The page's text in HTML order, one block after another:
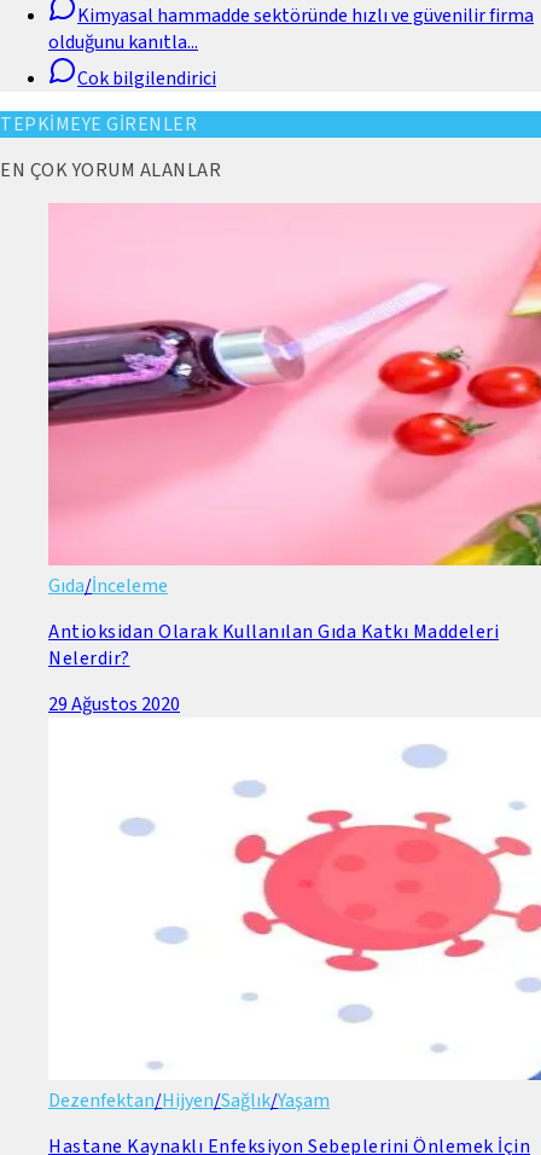
Kimyasal hammadde sektöründe hızlı ve güvenilir firma
olduğunu kanıtla...
Cok bilgilendirici
TEPKİMEYE GİRENLER
EN ÇOK YORUM ALANLAR
Gıda/İnceleme
Antioksidan Olarak Kullanılan Gıda Katkı Maddeleri
Nelerdir?
29 Ağustos 2020
Dezenfektan/Hijyen/Sağlık/Yaşam
Hastane Kaynaklı Enfeksiyon Sebeplerini Önlemek İçin